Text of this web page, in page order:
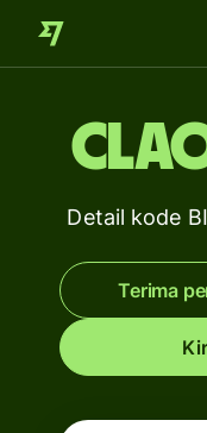
Detail kode
Terima